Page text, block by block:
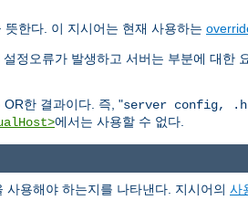
한다. 이 지시어는 현재 사용하는
정오류가 발생하고 서버는 부분에 대한
한 결과이다. 즉, "server config,
에서는 사용할 수 없다.
용해야 하는지를 나타낸다. 지시어의 사